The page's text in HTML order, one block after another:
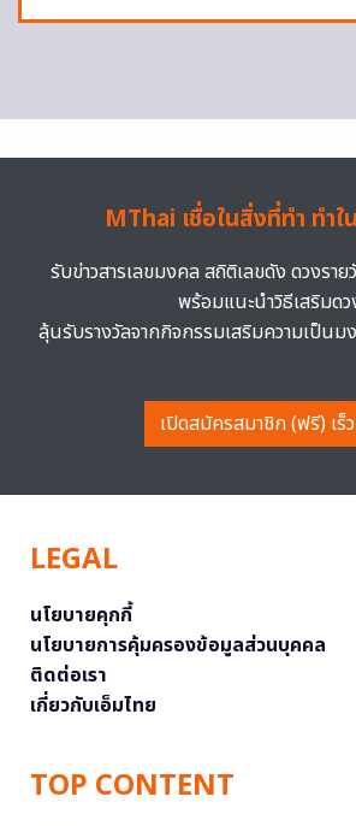
MThai เชื่อในสิ่งที่ทำ ทำใ
รับข่าวสารเลขมงคล สถิติเลขดัง ดวงรา
พร้อมแนะนำวิธีเสริมดว
ลุ้นรับรางวัลจากกิจกรรมเสริมความเป็นม
เปิดสมัครสมาชิก (ฟรี) เร็
LEGAL
นโยบายคุกกี้
นโยบายการคุ้มครองข้อมูลส่วนบุคคล
ติดต่อเรา
เกี่ยวกับเอ็มไทย
TOP CONTENT